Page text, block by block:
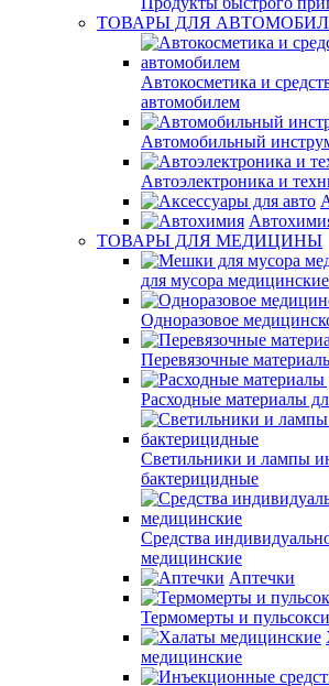
ТОВАРЫ ДЛЯ
Автокосметика и
автомобилем
Автомобильный
Автоэлектроника и
ТОВАРЫ ДЛЯ МЕДИЦИНЫ
для мусора медицинские
Одноразовое
Перевязочные
Расходные материалы
Светильники и лампы
бактерицидные
Средства
медицинские
Аптечки
Термомерты и
медицинские